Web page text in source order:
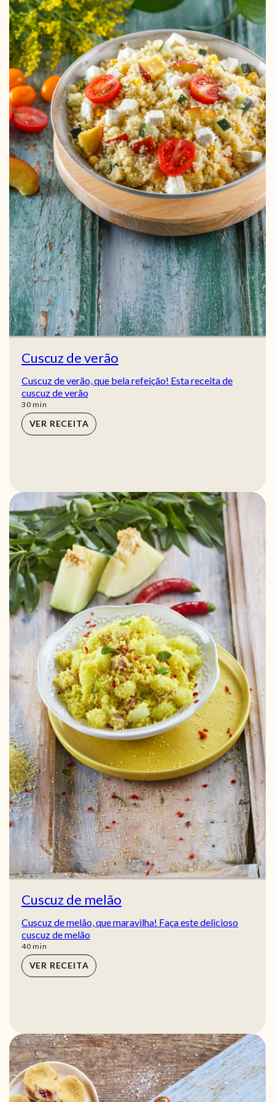
Cuscuz de verão
Cuscuz de verão, que bela refeição! Esta receita de
cuscuz de verão
30min
min
VER RECEITA
Cuscuz de melão
Cuscuz de melão, que maravilha! Faça este delicioso
cuscuz de melão
40min
min
VER RECEITA